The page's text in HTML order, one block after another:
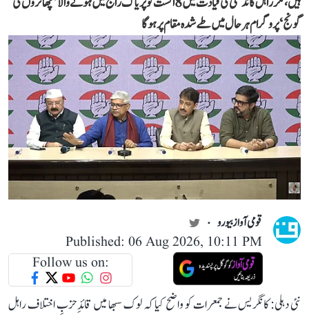
گونج‘ پروگرام ہر حال میں طے شدہ مقام پر ہوگا
قومی آواز بیورو
Published: 06 Aug 2026, 10:11 PM
Follow us on:
نئی دہلی: کانگریس نے جمعرات کو واضح کیا کہ لوک سبھا میں قائدِ حزبِ اختلاف راہل